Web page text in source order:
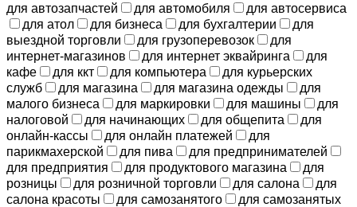
для автозапчастей
для автомобиля
для автосервиса
для атол
для бизнеса для бухгалтерии
для
выездной торговли
для грузоперевозок
для
интернет-магазинов
для интернет эквайринга
для
кафе
для ккт для компьютера
для курьерских
служб
для магазина для магазина одежды
для
малого бизнеса
для маркировки для машины
для
налоговой
для начинающих для общепита
для
онлайн-кассы
для онлайн платежей
для
парикмахерской
для пива
для предпринимателей
для предприятия
для продуктового магазина
для
розницы
для розничной торговли для салона
для
салона красоты
для самозанятого
для самозанятых